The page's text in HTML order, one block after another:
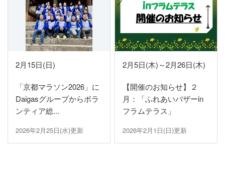
2月15日(日)
「京都マラソン2026」に
Daigasグループからボラ
ンティア総...
2026年2月25日(水)更新
2月5日(木)～2月26日(木)
【開催のお知らせ】２
月：「ふれあいバザーin
フラムテラス」
2026年2月1日(日)更新